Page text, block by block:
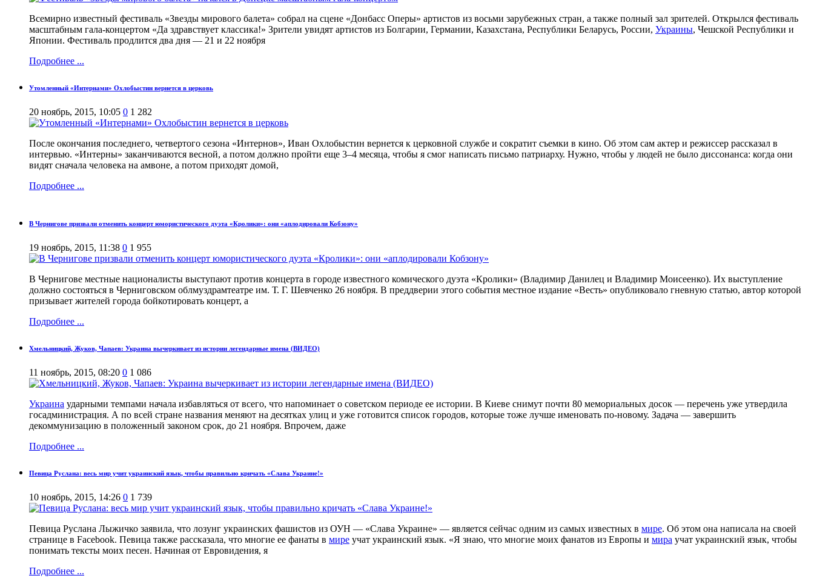
Всемирно известный фестиваль «Звезды мирового балета» собрал на сцене «Донбасс Оперы» артистов из восьми зарубежных стран, а также полный зал зрителей. Открылся фестиваль
масштабным гала-концертом «Да здравствует классика!» Зрители увидят артистов из Болгарии, Германии, Казахстана, Республики Беларусь, России, Украины, Чешской Республики и
Японии. Фестиваль продлится два дня — 21 и 22 ноября
Подробнее ...
Утомленный «Интернами» Охлобыстин вернется в церковь
20 ноябрь, 2015, 10:05 0 1 282
После окончания последнего, четвертого сезона «Интернов», Иван Охлобыстин вернется к церковной службе и сократит съемки в кино. Об этом сам актер и режиссер рассказал в
интервью. «Интерны» заканчиваются весной, а потом должно пройти еще 3–4 месяца, чтобы я смог написать письмо патриарху. Нужно, чтобы у людей не было диссонанса: когда они
видят сначала человека на амвоне, а потом приходят домой,
Подробнее ...
В Чернигове призвали отменить концерт юмористического дуэта «Кролики»: они «аплодировали Кобзону»
19 ноябрь, 2015, 11:38 0 1 955
В Чернигове местные националисты выступают против концерта в городе известного комического дуэта «Кролики» (Владимир Данилец и Владимир Моисеенко). Их выступление
должно состояться в Черниговском облмуздрамтеатре им. Т. Г. Шевченко 26 ноября. В преддверии этого события местное издание «Весть» опубликовало гневную статью, автор которой
призывает жителей города бойкотировать концерт, а
Подробнее ...
Хмельницкий, Жуков, Чапаев: Украина вычеркивает из истории легендарные имена (ВИДЕО)
11 ноябрь, 2015, 08:20 0 1 086
Украина ударными темпами начала избавляться от всего, что напоминает о советском периоде ее истории. В Киеве снимут почти 80 мемориальных досок — перечень уже утвердила
госадминистрация. А по всей стране названия меняют на десятках улиц и уже готовится список городов, которые тоже лучше именовать по-новому. Задача — завершить
декоммунизацию в положенный законом срок, до 21 ноября. Впрочем, даже
Подробнее ...
Певица Руслана: весь мир учит украинский язык, чтобы правильно кричать «Слава Украине!»
10 ноябрь, 2015, 14:26 0 1 739
Певица Руслана Лыжичко заявила, что лозунг украинских фашистов из ОУН — «Слава Украине» — является сейчас одним из самых известных в мире. Об этом она написала на своей
странице в Facebook. Певица также рассказала, что многие ее фанаты в мире учат украинский язык. «Я знаю, что многие моих фанатов из Европы и мира учат украинский язык, чтобы
понимать тексты моих песен. Начиная от Евровидения, я
Подробнее ...